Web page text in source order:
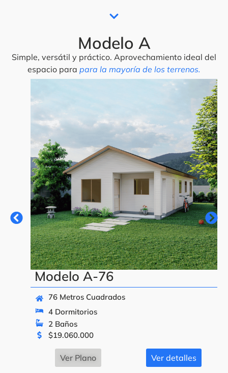
Modelo A
Simple, versátil y práctico. Aprovechamiento ideal del
espacio para para la mayoría de los terrenos.
Modelo A-76
76 Metros Cuadrados
4 Dormitorios
2 Baños
$19.060.000
Ver Plano Ver detalles